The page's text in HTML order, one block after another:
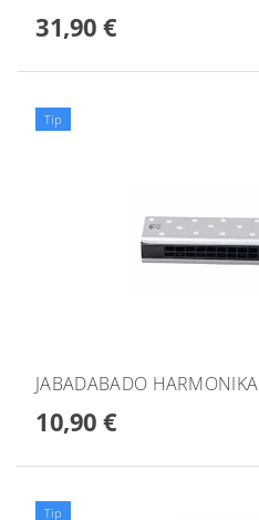
31,90 €
Tip
JABADABADO HARMONIKA
10,90 €
Tip